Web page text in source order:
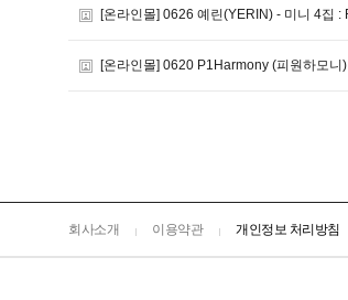
[온라인몰] 0626 예린(YERIN) - 미니 4집
[온라인몰] 0620 P1Harmony (피원하모
회사소개 이용약관 개인정보 처리방침